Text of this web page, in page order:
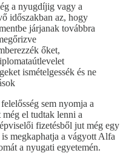
a nyugdíjig vagy a
időszakban az, hogy
járjanak továbbra
őket,
ismételgessék és ne
sem nyomja a
el tudtak lenni a
fizetésből jut még egy
megkaphatja a vágyott Alfa
a nyugati egyetemén.